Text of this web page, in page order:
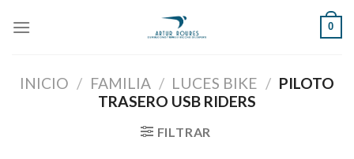
0
INICIO / FAMILIA / LUCES BIKE / PILOTO
TRASERO USB RIDERS
FILTRAR